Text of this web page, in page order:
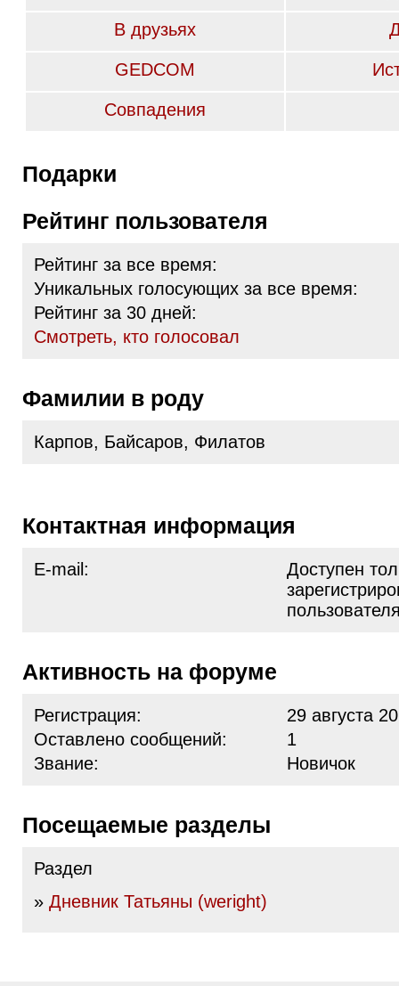
В друзьях
GEDCOM
Совпадения
Подарки
Рейтинг пользователя
Рейтинг за все время:
Уникальных голосующих за все время:
Рейтинг за 30 дней:
Cмотреть, кто голосовал
Фамилии в роду
Карпов, Байсаров, Филатов
Контактная информация
E-mail:
Доступен
Активность на форуме
Регистрация:
29 августа
Оставлено сообщений:
1
Звание:
Новичок
Посещаемые разделы
Раздел
» Дневник Татьяны (weright)